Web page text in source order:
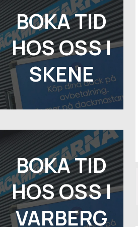
BOKA TID
HOS OSS I
SKENE
BOKA TID
HOS OSS I
VARBERG